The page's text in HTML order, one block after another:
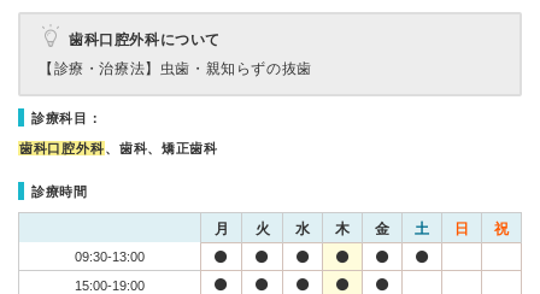
歯科口腔外科について
【診療・治療法】 虫歯・親知らずの抜歯
診療科目：
歯科口腔外科、歯科、矯正歯科
診療時間
月 火 水 木 金 土 日 祝
09:30-13:00
15:00-19:00